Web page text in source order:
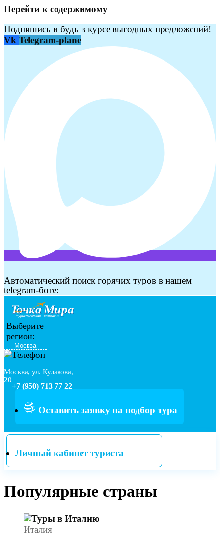
Перейти к содержимому
Подпишись и будь в курсе выгодных предложений!
Vk Telegram-plane
Автоматический поиск горячих туров в нашем
telegram-боте:
Выберите
регион:
Москва, ул. Кулакова,
20
+7 (950) 713 77 22
Оставить заявку на подбор тура
Личный кабинет туриста
Популярные страны
Италия